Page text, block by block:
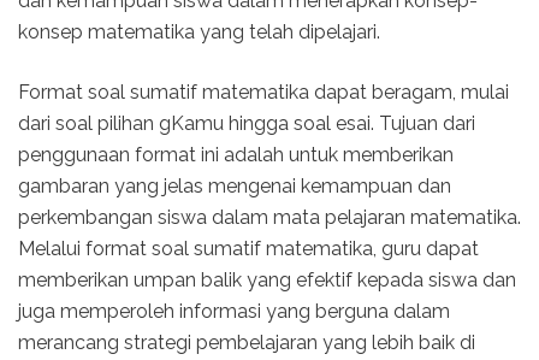
konsep matematika yang telah dipelajari.
Format soal sumatif matematika dapat beragam, mulai
dari soal pilihan gKamu hingga soal esai. Tujuan dari
penggunaan format ini adalah untuk memberikan
gambaran yang jelas mengenai kemampuan dan
perkembangan siswa dalam mata pelajaran matematika.
Melalui format soal sumatif matematika, guru dapat
memberikan umpan balik yang efektif kepada siswa dan
juga memperoleh informasi yang berguna dalam
merancang strategi pembelajaran yang lebih baik di